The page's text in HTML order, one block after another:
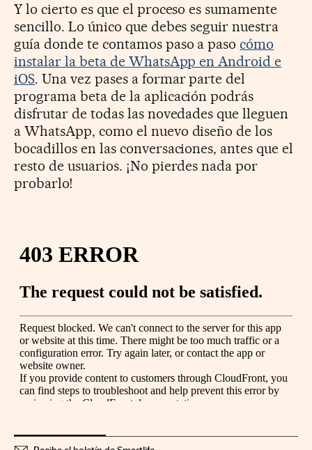
Y lo cierto es que el proceso es sumamente
sencillo. Lo único que debes seguir nuestra
guía donde te contamos paso a pasocómo
instalar la beta de WhatsApp en Android e
iOS. Una vez pases a formar parte del
programa beta de la aplicación podrás
disfrutar de todas las novedades que lleguen
a WhatsApp, como el nuevo diseño de los
bocadillos en las conversaciones, antes que el
resto de usuarios. ¡No pierdes nada por
probarlo!